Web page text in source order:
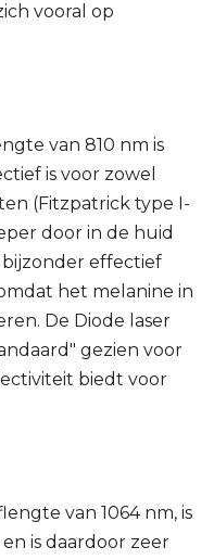
vooral op
van 810 nm is
is voor zowel
(Fitzpatrick type I-
door in de huid
bijzonder effectief
het melanine in
De Diode laser
gezien voor
biedt voor
van 1064 nm, is
is daardoor zeer